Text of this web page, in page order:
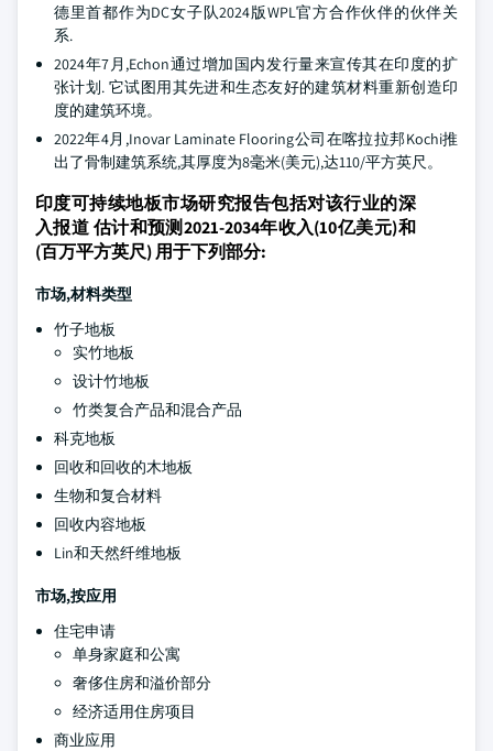
德里首都作为DC女子队2024版WPL官方合作伙伴的伙伴关
系.
2024年7月,Echon通过增加国内发行量来宣传其在印度的扩
张计划. 它试图用其先进和生态友好的建筑材料重新创造印
度的建筑环境。
2022年4月,Inovar Laminate Flooring公司在喀拉拉邦Kochi推
出了骨制建筑系统,其厚度为8毫米(美元),达110/平方英尺。
印度可持续地板市场研究报告包括对该行业的深
入报道 估计和预测2021-2034年收入(10亿美元)和
(百万平方英尺) 用于下列部分:
市场,材料类型
竹子地板
实竹地板
设计竹地板
竹类复合产品和混合产品
科克地板
回收和回收的木地板
生物和复合材料
回收内容地板
Lin和天然纤维地板
市场,按应用
住宅申请
单身家庭和公寓
奢侈住房和溢价部分
经济适用住房项目
商业应用